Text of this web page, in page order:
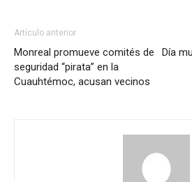
Artículo anterior
Monreal promueve comités de
seguridad “pirata” en la
Cuauhtémoc, acusan vecinos
Día